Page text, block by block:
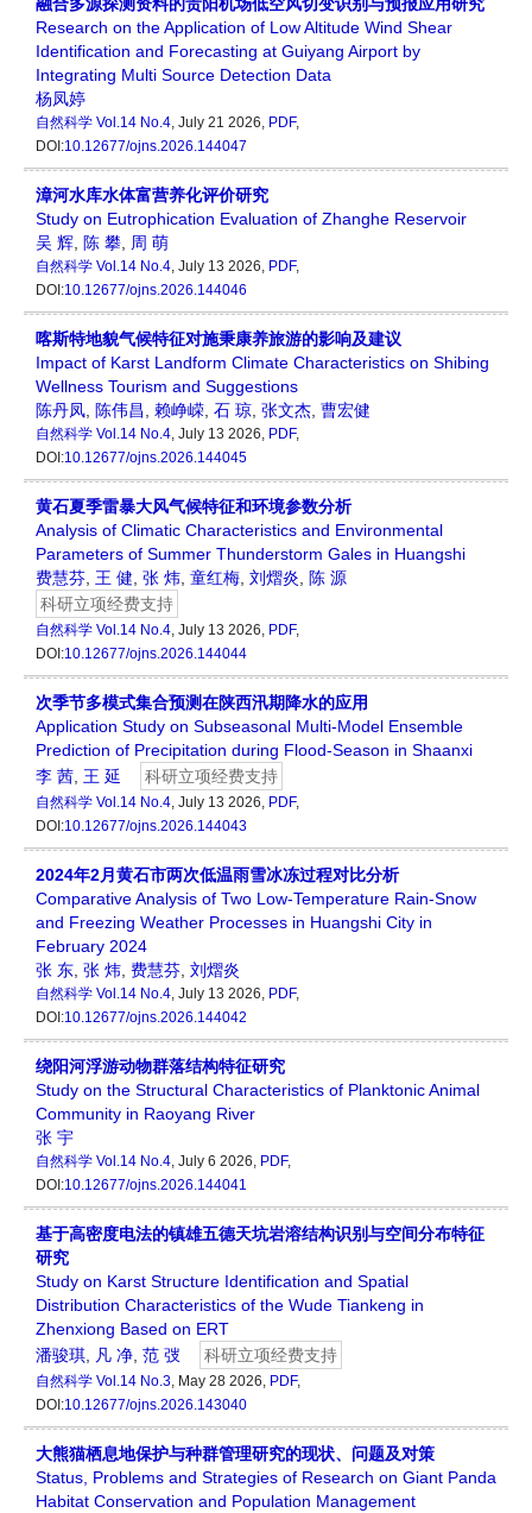
Research on the Application of Low Altitude Wind Shear
Identification and Forecasting at Guiyang Airport by
Integrating Multi Source Detection Data
杨凤婷
自然科学 Vol.14 No.4, July 21 2026, PDF,
DOI:10.12677/ojns.2026.144047
漳河水库水体富营养化评价研究
Study on Eutrophication Evaluation of Zhanghe Reservoir
吴 辉
陈 攀 周 萌
自然科学 Vol.14 No.4, July 13 2026, PDF,
DOI:10.12677/ojns.2026.144046
喀斯特地貌气候特征对施秉康养旅游的影响及建议
Impact of Karst Landform Climate Characteristics on Shibing
Wellness Tourism and Suggestions
陈丹凤
陈伟昌 赖峥嵘 石 琼 张文杰 曹宏健
自然科学 Vol.14 No.4, July 13 2026, PDF,
DOI:10.12677/ojns.2026.144045
黄石夏季雷暴大风气候特征和环境参数分析
Analysis of Climatic Characteristics and Environmental
Parameters of Summer Thunderstorm Gales in Huangshi
费慧芬 王 健 张 炜 童红梅 刘熠炎
陈 源
科研立项经费支持
自然科学 Vol.14 No.4, July 13 2026, PDF,
DOI:10.12677/ojns.2026.144044
次季节多模式集合预测在陕西汛期降水的应用
Application Study on Subseasonal Multi-Model Ensemble
Prediction of Precipitation during Flood-Season in Shaanxi
李 茜 王 延 科研立项经费支持
自然科学 Vol.14 No.4, July 13 2026, PDF,
DOI:10.12677/ojns.2026.144043
2024年2月黄石市两次低温雨雪冰冻过程对比分析
Comparative Analysis of Two Low-Temperature Rain-Snow
and Freezing Weather Processes in Huangshi City in
February 2024
张 东 张 炜 费慧芬 刘熠炎
自然科学 Vol.14 No.4, July 13 2026, PDF,
DOI:10.12677/ojns.2026.144042
绕阳河浮游动物群落结构特征研究
Study on the Structural Characteristics of Planktonic Animal
Community in Raoyang River
张 宇
自然科学 Vol.14 No.4, July 6 2026, PDF,
DOI:10.12677/ojns.2026.144041
基于高密度电法的镇雄五德天坑岩溶结构识别与空间分布特征
研究
Study on Karst Structure Identification and Spatial
Distribution Characteristics of the Wude Tiankeng in
Zhenxiong Based on ERT
潘骏琪
凡 净 范 弢 科研立项经费支持
自然科学 Vol.14 No.3, May 28 2026, PDF,
DOI:10.12677/ojns.2026.143040
大熊猫栖息地保护与种群管理研究的现状、问题及对策
Status, Problems and Strategies of Research on Giant Panda
Habitat Conservation and Population Management